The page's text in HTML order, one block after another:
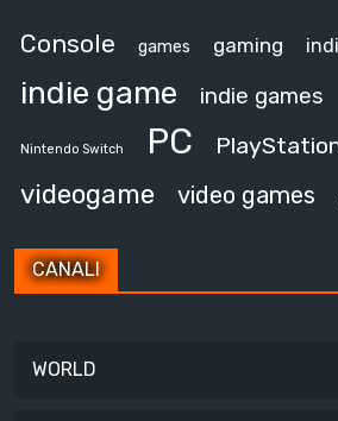
Console games gaming
indie game indie games
Nintendo Switch PC
videogame video games
CANALI
WORLD